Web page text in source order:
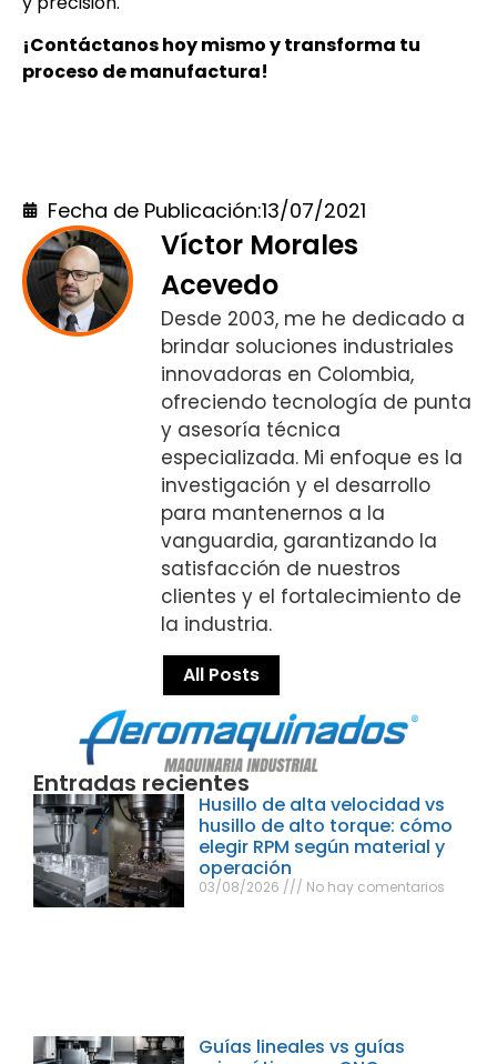
¡Contáctanos hoy mismo y transforma tu
proceso de manufactura!
Fecha de Publicación:13/07/2021
Víctor Morales
Acevedo
Desde 2003, me he dedicado a
brindar soluciones industriales
innovadoras en Colombia,
ofreciendo tecnología de punta
y asesoría técnica
especializada. Mi enfoque es la
investigación y el desarrollo
para mantenernos a la
vanguardia, garantizando la
satisfacción de nuestros
clientes y el fortalecimiento de
la industria.
All Posts
Entradas recientes
Husillo de alta velocidad vs
husillo de alto torque: cómo
elegir RPM según material y
operación
03/08/2026 No hay comentarios
Guías lineales vs guías